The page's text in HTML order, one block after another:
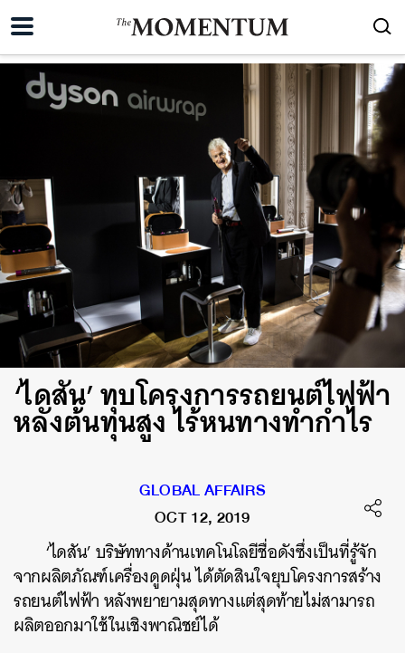
‘ไดสัน’ ทุบโครงการรถยนต์ไฟฟ้า
หลังต้นทุนสูง ไร้หนทางทำกำไร
GLOBAL AFFAIRS
OCT 12, 2019
‘ไดสัน’ บริษัททางด้านเทคโนโลยีชื่อดังซึ่งเป็นที่รู้จัก
จากผลิตภัณฑ์เครื่องดูดฝุ่น ได้ตัดสินใจยุบโครงการสร้าง
รถยนต์ไฟฟ้า หลังพยายามสุดทางแต่สุดท้ายไม่สามารถ
ผลิตออกมาใช้ในเชิงพาณิชย์ได้